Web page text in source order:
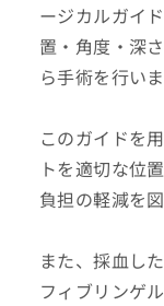
ージカルガイ
置・角度・深
ら手術を行いま
このガイドを
トを適切な位
負担の軽減を
また、採血し
フィブリンゲ